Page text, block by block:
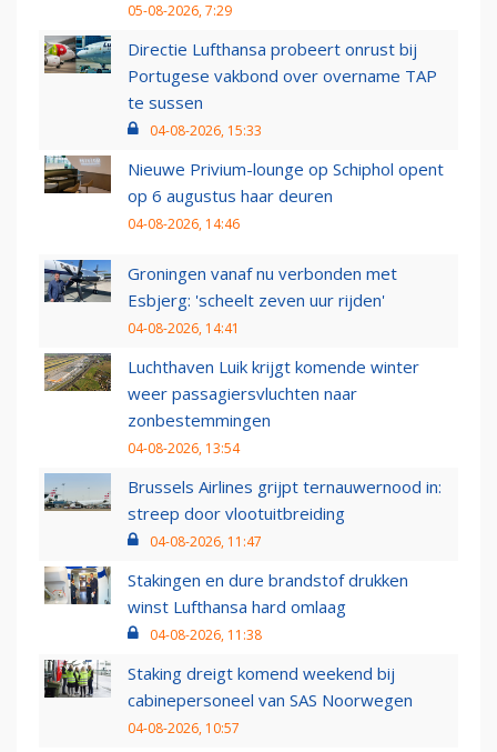
05-08-2026, 7:29
Directie Lufthansa probeert onrust bij
Portugese vakbond over overname TAP
te sussen
04-08-2026, 15:33
Nieuwe Privium-lounge op Schiphol opent
op 6 augustus haar deuren
04-08-2026, 14:46
Groningen vanaf nu verbonden met
Esbjerg: 'scheelt zeven uur rijden'
04-08-2026, 14:41
Luchthaven Luik krijgt komende winter
weer passagiersvluchten naar
zonbestemmingen
04-08-2026, 13:54
Brussels Airlines grijpt ternauwernood in:
streep door vlootuitbreiding
04-08-2026, 11:47
Stakingen en dure brandstof drukken
winst Lufthansa hard omlaag
04-08-2026, 11:38
Staking dreigt komend weekend bij
cabinepersoneel van SAS Noorwegen
04-08-2026, 10:57